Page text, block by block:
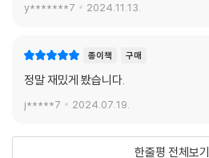
y*******7 2024.11.13.
종이책 구매
정말 재밌게 봤습니다.
j*****7 2024.07.19.
한줄평 전체보기